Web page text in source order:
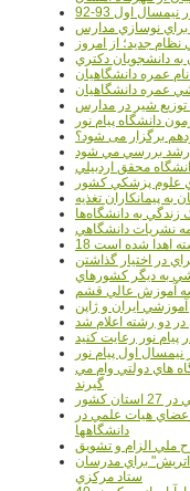
اول 93-92
نظام جديد؛ از امروز
به دانشجويان دکتري
عمره دانشگاهيان
عمره دانشگاهيان
شير در مدارس
دانشگاه پیام نور
برگزار می شود؟
محقق اردبيلي
به پيمانکاران تغذيه
نشريات دانشگاهي
اهدا شده است
در اختيار گذاشتن
به ديگر کشورهاي
آموزش عالي قشم
ايران و ژاپن
دو رشته اعلام شد
نور رعایت کنید
اول پیام نور
هاي دولتي وام مي
گيرند
هيات علمي در
دانشگاهها
ملي الزام و تشويق
براي مدرسان
ستاد مرکزي